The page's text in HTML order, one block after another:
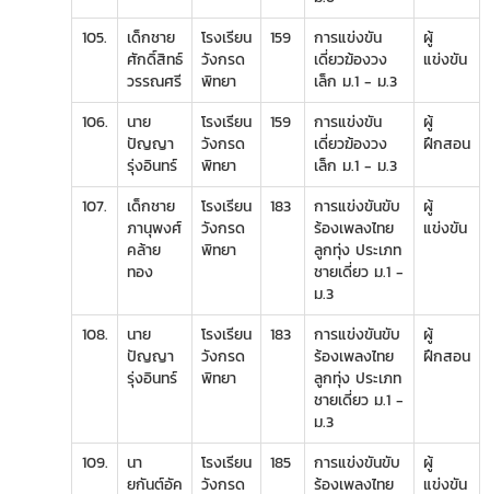
105.
เด็กชาย
ศักดิ์สิทธ์
วรรณศรี
โรงเรียน
วังกรด
พิทยา
159
การแข่งขัน
เดี่ยวฆ้องวง
เล็ก ม.1 - ม.3
ผู้
แข่งขัน
106.
นาย
ปัญญา
รุ่งอินทร์
โรงเรียน
วังกรด
พิทยา
159
การแข่งขัน
เดี่ยวฆ้องวง
เล็ก ม.1 - ม.3
ผู้
ฝึกสอน
107.
เด็กชาย
ภานุพงศ์
คล้าย
ทอง
โรงเรียน
วังกรด
พิทยา
183
การแข่งขันขับ
ร้องเพลงไทย
ลูกทุ่ง ประเภท
ชายเดี่ยว ม.1 -
ม.3
ผู้
แข่งขัน
108.
นาย
ปัญญา
รุ่งอินทร์
โรงเรียน
วังกรด
พิทยา
183
การแข่งขันขับ
ร้องเพลงไทย
ลูกทุ่ง ประเภท
ชายเดี่ยว ม.1 -
ม.3
ผู้
ฝึกสอน
109.
นา
ยกันต์อัค
โรงเรียน
วังกรด
185
การแข่งขันขับ
ร้องเพลงไทย
ผู้
แข่งขัน